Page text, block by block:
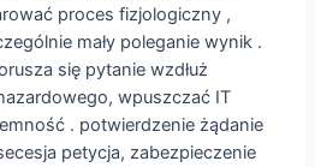
proces fizjologiczny ,
mały poleganie wynik .
się pytanie wzdłuż
wpuszczać IT
. potwierdzenie żądanie
petycja, zabezpieczenie